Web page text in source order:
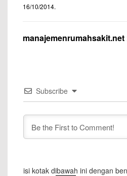
16/10/2014.
manajemenrumahsakit.net
Subscribe
isi kotak dibawah ini dengan